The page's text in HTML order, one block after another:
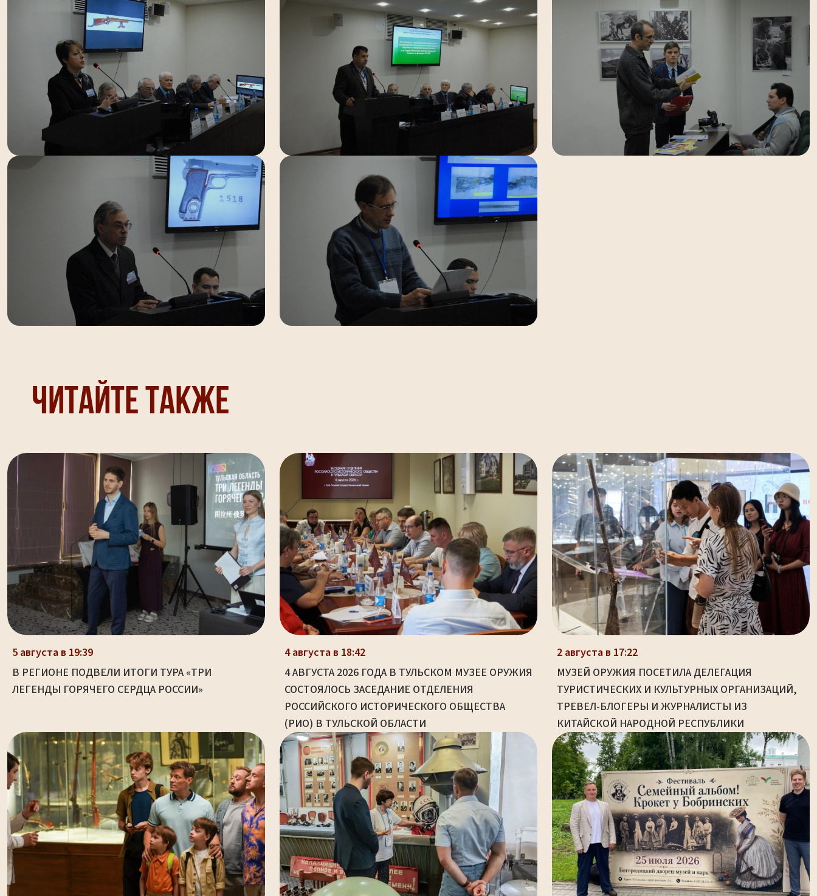
Читайте также
5 августа в 19:39
В РЕГИОНЕ ПОДВЕЛИ ИТОГИ ТУРА «ТРИ
ЛЕГЕНДЫ ГОРЯЧЕГО СЕРДЦА РОССИИ»
4 августа в 18:42
4 АВГУСТА 2026 ГОДА В ТУЛЬСКОМ МУЗЕЕ ОРУЖИЯ
СОСТОЯЛОСЬ ЗАСЕДАНИЕ ОТДЕЛЕНИЯ
РОССИЙСКОГО ИСТОРИЧЕСКОГО ОБЩЕСТВА
(РИО) В ТУЛЬСКОЙ ОБЛАСТИ
2 августа в 17:22
МУЗЕЙ ОРУЖИЯ ПОСЕТИЛА ДЕЛЕГАЦИЯ
ТУРИСТИЧЕСКИХ И КУЛЬТУРНЫХ ОРГАНИЗАЦИЙ,
ТРЕВЕЛ-БЛОГЕРЫ И ЖУРНАЛИСТЫ ИЗ
КИТАЙСКОЙ НАРОДНОЙ РЕСПУБЛИКИ